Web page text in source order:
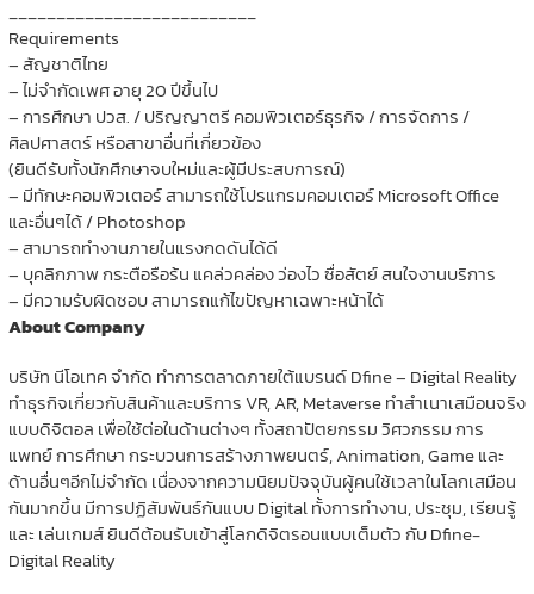
Requirements
– สัญชาติไทย
– ไม่จำกัดเพศ อายุ 20 ปีขึ้นไป
– การศึกษา ปวส. / ปริญญาตรี คอมพิวเตอร์ธุรกิจ / การจัดการ /
ศิลปศาสตร์ หรือสาขาอื่นที่เกี่ยวข้อง
(ยินดีรับทั้งนักศึกษาจบใหม่และผู้มีประสบการณ์)
– มีทักษะคอมพิวเตอร์ สามารถใช้โปรแกรมคอมเตอร์ Microsoft Office
และอื่นๆได้ / Photoshop
– สามารถทำงานภายในแรงกดดันได้ดี
– บุคลิกภาพ กระตือรือร้น แคล่วคล่อง ว่องไว ซื่อสัตย์ สนใจงานบริการ
– มีความรับผิดชอบ สามารถแก้ไขปัญหาเฉพาะหน้าได้
About Company
บริษัท นีโอเทค จำกัด ทำการตลาดภายใต้แบรนด์ Dfine – Digital Reality
ทำธุรกิจเกี่ยวกับสินค้าและบริการ VR, AR, Metaverse ทำสำเนาเสมือนจริง
แบบดิจิตอล เพื่อใช้ต่อในด้านต่างๆ ทั้งสถาปัตยกรรม วิศวกรรม การ
แพทย์ การศึกษา กระบวนการสร้างภาพยนตร์, Animation, Game และ
ด้านอื่นๆอีกไม่จำกัด เนื่องจากความนิยมปัจจุบันผู้คนใช้เวลาในโลกเสมือน
กันมากขึ้น มีการปฏิสัมพันธ์กันแบบ Digital ทั้งการทำงาน, ประชุม, เรียนรู้
และ เล่นเกมส์ ยินดีต้อนรับเข้าสู่โลกดิจิตรอนแบบเต็มตัว กับ Dfine-
Digital Reality